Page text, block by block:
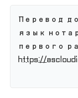
Перевод
язык
первого
https://